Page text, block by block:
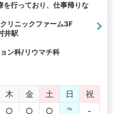
を行っており、仕事帰りな
リニックファーム3F
井駅
ン科/リウマチ科
木 金 土 日
祝
○ ○ ○ ℡
-